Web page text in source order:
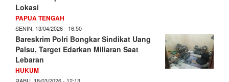
Lokasi
PAPUA TENGAH
SENIN, 13/04/2026 - 16:50
Bareskrim Polri Bongkar Sindikat Uang
Palsu, Target Edarkan Miliaran Saat
Lebaran
HUKUM